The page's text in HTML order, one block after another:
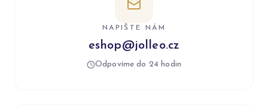
NAPIŠTE NÁM
eshop@jolleo.cz
Odpovíme do 24 hodin